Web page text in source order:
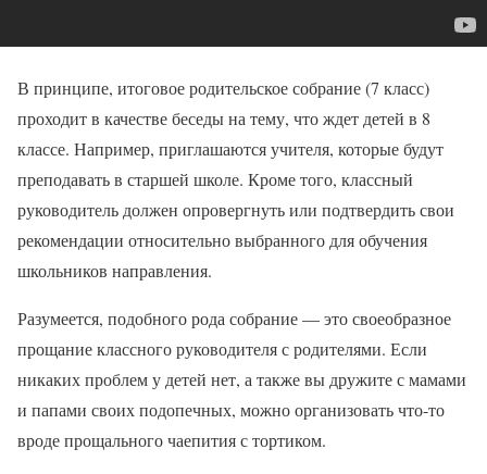
В принципе, итоговое родительское собрание (7 класс)
проходит в качестве беседы на тему, что ждет детей в 8
классе. Например, приглашаются учителя, которые будут
преподавать в старшей школе. Кроме того, классный
руководитель должен опровергнуть или подтвердить свои
рекомендации относительно выбранного для обучения
школьников направления.
Разумеется, подобного рода собрание — это своеобразное
прощание классного руководителя с родителями. Если
никаких проблем у детей нет, а также вы дружите с мамами
и папами своих подопечных, можно организовать что-то
вроде прощального чаепития с тортиком.